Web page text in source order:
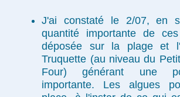
J'ai constaté le 2/07, en
quantité importante de
déposée sur la plage et
Truquette (au niveau du
Four) générant une
importante. Les algues